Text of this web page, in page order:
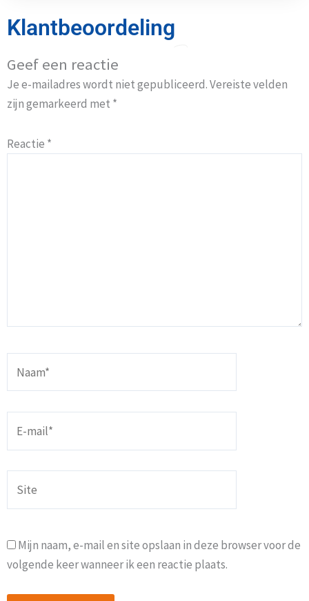
Klantbeoordeling
Geef een reactie
Je e-mailadres wordt niet gepubliceerd.Vereiste velden
zijn gemarkeerd met *
Reactie *
mail*
Mijn naam, e-mail en site opslaan in deze browser voor de
volgende keer wanneer ik een reactie plaats.